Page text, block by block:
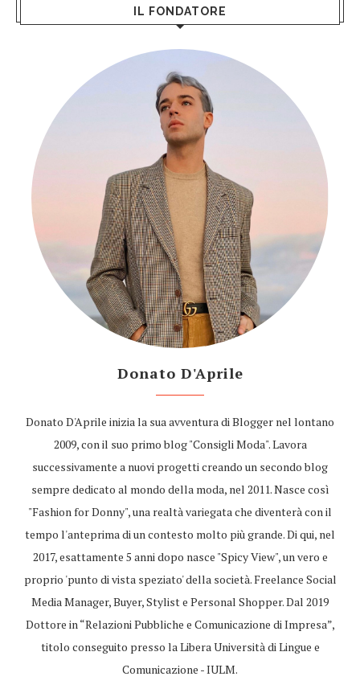
IL FONDATORE
Donato D'Aprile
Donato D'Aprile inizia la sua avventura di Blogger nel lontano
2009, con il suo primo blog "Consigli Moda". Lavora
successivamente a nuovi progetti creando un secondo blog
sempre dedicato al mondo della moda, nel 2011. Nasce così
"Fashion for Donny", una realtà variegata che diventerà con il
tempo l'anteprima di un contesto molto più grande. Di qui, nel
2017, esattamente 5 anni dopo nasce "Spicy View", un vero e
proprio 'punto di vista speziato' della società. Freelance Social
Media Manager, Buyer, Stylist e Personal Shopper. Dal 2019
Dottore in “Relazioni Pubbliche e Comunicazione di Impresa”,
titolo conseguito presso la Libera Università di Lingue e
Comunicazione - IULM.